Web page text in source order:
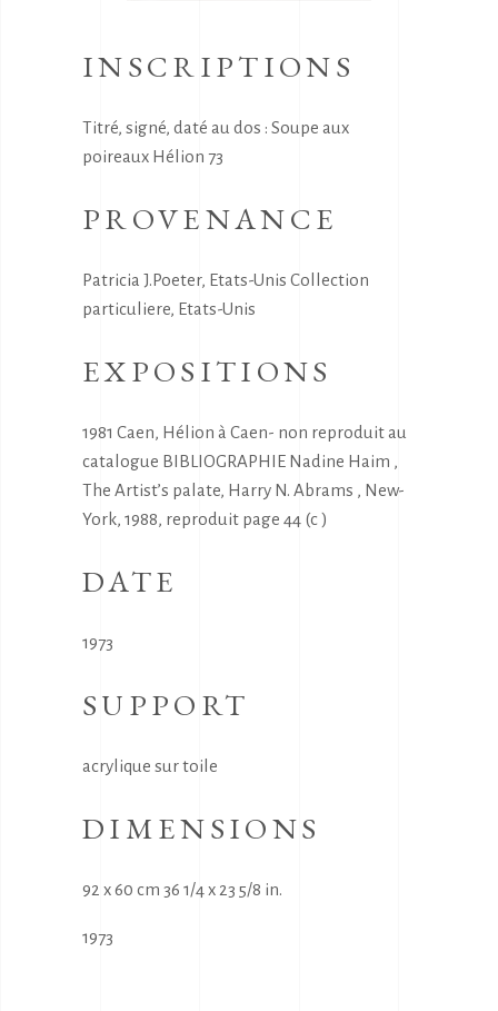
INSCRIPTIONS
Titré, signé, daté au dos : Soupe aux
poireaux Hélion 73
PROVENANCE
Patricia J.Poeter, Etats-Unis Collection
particuliere, Etats-Unis
EXPOSITIONS
1981 Caen, Hélion à Caen- non reproduit au
catalogue BIBLIOGRAPHIE Nadine Haim ,
The Artist’s palate, Harry N. Abrams , New-
York, 1988, reproduit page 44 (c )
DATE
1973
SUPPORT
acrylique sur toile
DIMENSIONS
92 x 60 cm 36 1/4 x 23 5/8 in.
1973